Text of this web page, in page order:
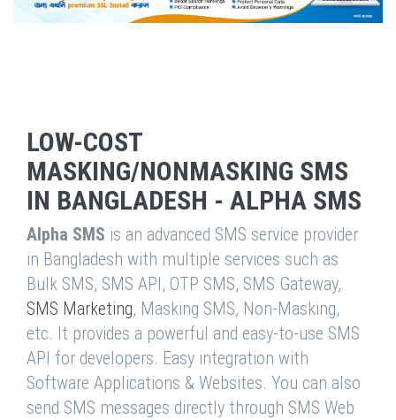
LOW-COST
MASKING/NONMASKING SMS
IN BANGLADESH - ALPHA SMS
Alpha SMS is an advanced SMS service provider
in Bangladesh with multiple services such as
Bulk SMS, SMS API, OTP SMS, SMS Gateway,
SMS Marketing, Masking SMS, Non-Masking,
etc. It provides a powerful and easy-to-use SMS
API for developers. Easy integration with
Software Applications & Websites. You can also
send SMS messages directly through SMS Web